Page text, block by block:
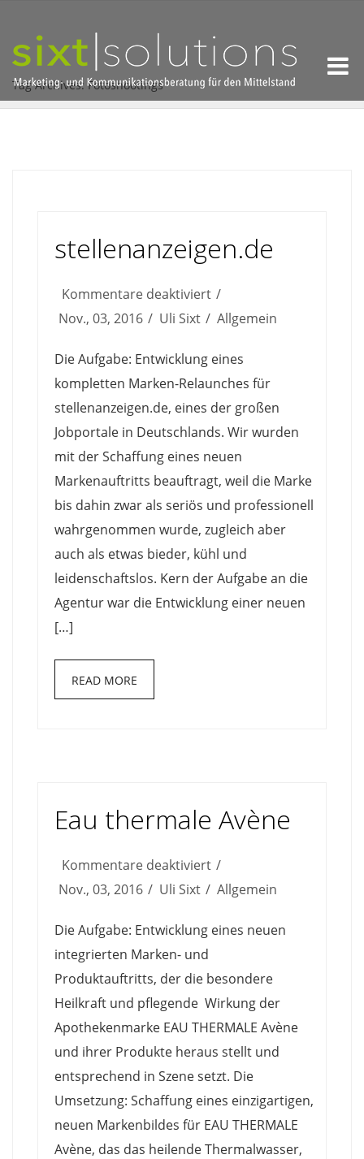
Tag Archives: Fotoshootings
stellenanzeigen.de
Kommentare deaktiviertfür
stellenanzeigen.de
Nov., 03, 2016 Uli Sixt Allgemein
Die Aufgabe: Entwicklung eines
kompletten Marken-Relaunches für
stellenanzeigen.de, eines der großen
Jobportale in Deutschlands. Wir wurden
mit der Schaffung eines neuen
Markenauftritts beauftragt, weil die Marke
bis dahin zwar als seriös und professionell
wahrgenommen wurde, zugleich aber
auch als etwas bieder, kühl und
leidenschaftslos. Kern der Aufgabe an die
Agentur war die Entwicklung einer neuen
[…]
READ MORE
Eau thermale Avène
Kommentare deaktiviertfür
Eau
Avène
Nov., 03, 2016 Uli Sixt Allgemein
Die Aufgabe: Entwicklung eines neuen
integrierten Marken- und
Produktauftritts, der die besondere
Heilkraft und pflegende Wirkung der
Apothekenmarke EAU THERMALE Avène
und ihrer Produkte heraus stellt und
entsprechend in Szene setzt. Die
Umsetzung: Schaffung eines einzigartigen,
neuen Markenbildes für EAU THERMALE
Avène, das das heilende Thermalwasser,